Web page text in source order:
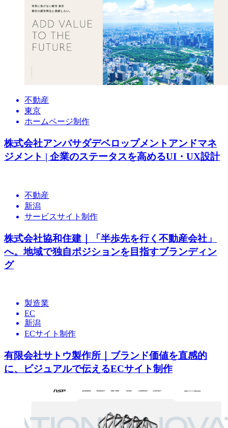
不動産
東京
ホームページ制作
株式会社アンバサダデベロップメントアンドマネ
ジメント | 企業のステータスを高めるUI・UX設計
不動産
新潟
サービスサイト制作
株式会社協和住建｜「半歩先を行く不動産会社」
へ。地域で独自ポジションを目指すブランディン
グ
製造業
EC
新潟
ECサイト制作
有限会社サトウ製作所｜ブランド価値を直感的
に、ビジュアルで伝えるECサイト制作